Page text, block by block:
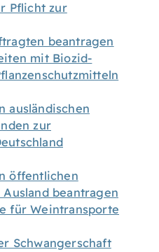
Pflicht zur
beantragen
mit Biozid-
ausländischen
zur
öffentlichen
beantragen
für Weintransporte
Schwangerschaft